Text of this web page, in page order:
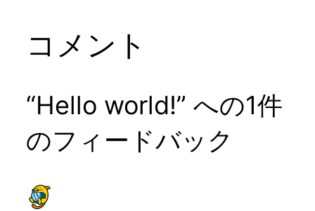
コメント
“Hello world!” への1件
のフィードバック